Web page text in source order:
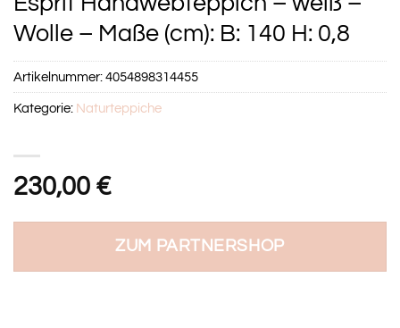
Wolle – Maße (cm): B: 140 H: 0,8
230,00 €
ZUM PARTNERSHOP
Artikelnummer:4054898314455
Kategorie: Naturteppiche